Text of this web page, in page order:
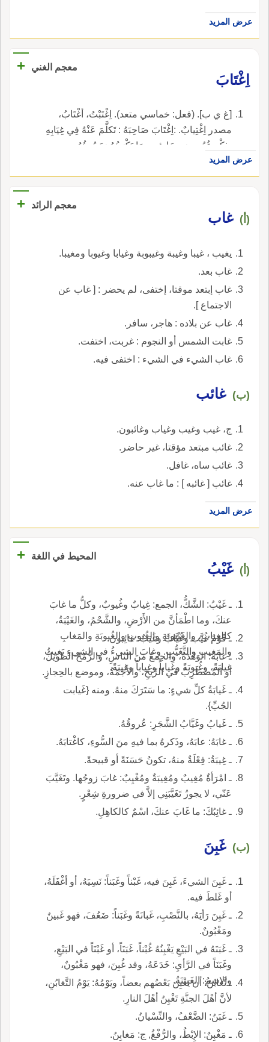
عرض المزيد
معجم الغني
+
اِغْتَابَ
[غ ي ب]. (فعل: خماسي متعد). اِغْتَبْتُ، أغْتَابُ،
مصدر اِغْتِيابٌ. :اِغْتَابَ صَاحِبَهُ : تَكلَّمَ عَنْهُ فِي غِيَابِهِ
بِذِكْرِ عُيُوبِهِ وَمسَاوِئِهِ وبِمَا يَكْرَهُهُ وَيَسُوؤُهُ.
عرض المزيد
معجم الرائد +
(أ) غاب
يغيب ، غيبا وغيبة وغيبوبة وغيابا وغيوبا ومغيبا.
غاب بعد.
غاب إبتعد موقتا، إختفى، لم يحضر : [ غاب عن
الاجتماع ].
غاب عن بلاده : هاجر، سافر.
غابت الشمس أو النجوم : غربت، اختفت.
غاب الشيء في الشيء : اختفى فيه.
(ب) غائب
ج، غيب وغيب وغياب وغائبون.
غائب مبتعد مؤقتا، غير حاضر.
غائب ساه، غافل.
غائب [ غائبه ] : ما غاب عنه.
عرض المزيد
المحيط في اللغة +
(أ) غَيْبُ
ـ غَيْبُ: الشَّكُّ، الجمع: غِيابٌ وغُيوبٌ، وكلُّ ما غابَ
عنكَ، وما اطْمَأنَّ من الأَرْضِ، والشَّحْمُ، والغَيْبَةُ،
كالغِيابِ، والغَيْبوبَةِ والغُيوبِ والغُيوبَةِ والمَغابِ
والمَغِيبِ والتَّغَيُّبِ. وغابَ الشيءُ في الشيءِ يَغيبُ
غِيابَةً، وغُيوبَةً وغَياباً وغِياباً وغِيبَةً.
ـ قَوْمٌ غُيَّب وغُيَّابٌ وغَيَبٌ: غائِبونَ.
ـ غابَةُ: الوَهْدَةُ، والجمعُ منَ الناسِ، والرُّمْحُ الطويلُ،
أو المُضْطَرِبُ في الرِّيحِ، والأَجَمَةُ، وموضع بالحِجازِ.
ـ غَيابَةُ كلِّ شيءٍ: ما سَتَرَكَ منهُ. ومنه {غَيابت
الجُبِّ}.
ـ غَيابُ وغَيَّابُ الشَّجَرِ: عُروقُهُ.
ـ غابَهُ: عابَهُ، وذَكرهُ بما فيهِ منَ السُّوءِ، كاغْتابَهُ.
ـ غِيبَةُ: فِعْلَةٌ منهُ، تكونُ حَسَنَةً أو قبيحةً.
ـ امْرَأةٌ مُغِيبٌ ومُغِيبَةٌ ومُغْيِبٌ: غابَ زوجُها. وتَغَيَّبَ
عَنّي، لا يجوزُ تَغَيَّبَنِي إلاَّ في ضرورةِ شِعْرٍ.
ـ غائِبُكَ: ما غَابَ عنكَ، اسْمٌ كالكاهِلِ.
(ب) غَبِنَ
ـ غَبِنَ الشيءَ، غَبِنَ فيه، غَبْناً وغَبَناً: نَسِيَهُ، أو أغْفَلَهُ،
أو غَلطَ فيه.
ـ غَبِنَ رَأيَهُ، بالنَّصْبِ، غَبانَةً وغَبَناً: ضَعُفَ، فهو غَبينٌ
ومَغْبُونٌ.
ـ غَبَنَهُ في البَيْعِ يَغْبِنُهُ غُبْناً، غَبَنَاً، أو غَبْنَاً في البَيْعِ،
وغَبَنَاً في الرَّأيِ: خَدَعَهُ، وقد غُبِنَ، فهو مَغْبُونٌ،
والاسمُ: الغَبينَةُ.
ـ تَّغابُنُ: أن يَغْبِنَ بَعْضُهم بعضاً، ويَوْمُهُ: يَوْمُ التَّغابُنِ،
لأنَّ أهْلَ الجنَّةِ تَغْبِنُ أهْلَ النارِ.
ـ غَبَنُ: الضَّعْفُ، والنِّسْيانُ.
ـ مَغْبِنٌ: الإِبْطُ، والرُّفْغُ, ج: مَغابِنُ.